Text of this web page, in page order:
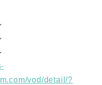
vod/detail/?